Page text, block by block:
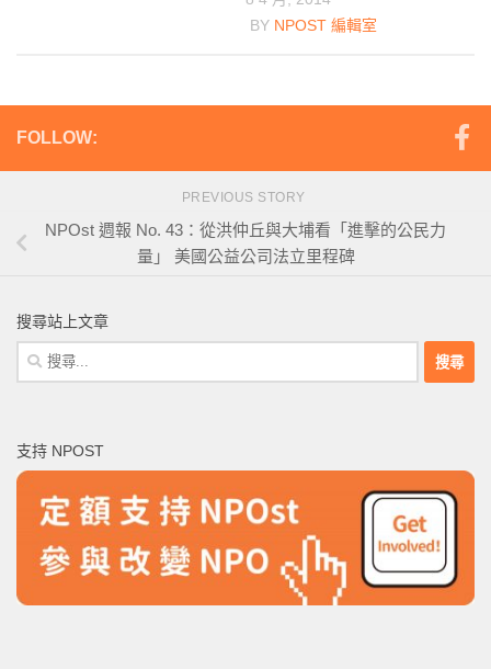
BY NPOST 編輯室
FOLLOW:
PREVIOUS STORY
NPOst 週報 No. 43：從洪仲丘與大埔看「進擊的公民力
量」 美國公益公司法立里程碑
搜尋站上文章
搜
尋
字:
支持 NPOST